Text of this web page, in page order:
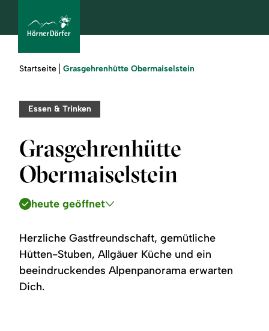
Urlaub
buchen
Sommer
Winter
Region
Sie
Startseite Grasgehrenhütte Obermaiselstein
Essen & Trinken
Grasgehrenhütte
Obermaiselstein
heute geöffnet
Herzliche Gastfreundschaft, gemütliche
Hütten-Stuben, Allgäuer Küche und ein
beeindruckendes Alpenpanorama erwarten
Dich.